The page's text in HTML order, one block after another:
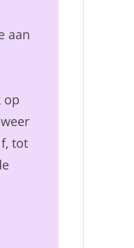
aan
op
tot